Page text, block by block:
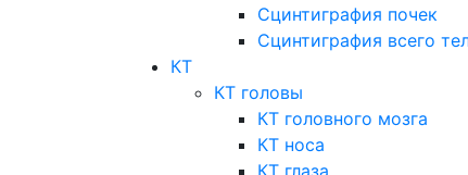
Сцинтиграфия почек
Сцинтиграфия всего
КТ
КТ головы
КТ головного мозга
КТ носа
КТ глаза